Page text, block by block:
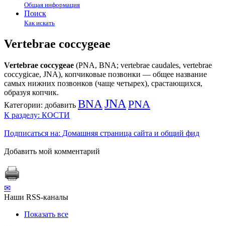
Общая информация
Поиск
Как искать
Vertebrae coccygeae
Vertebrae coccygeae (PNA, BNA; vertebrae caudales, vertebrae
coccygicae, JNA), копчиковые позвонки — общее название
самых нижних позвонков (чаще четырех), срастающихся,
образуя копчик.
Категории: добавить BNA JNA PNA
К разделу: КОСТИ
Подписаться на: Домашняя страница сайта и общий фид
Добавить мой комментарий
✉
Наши RSS-каналы
Показать все